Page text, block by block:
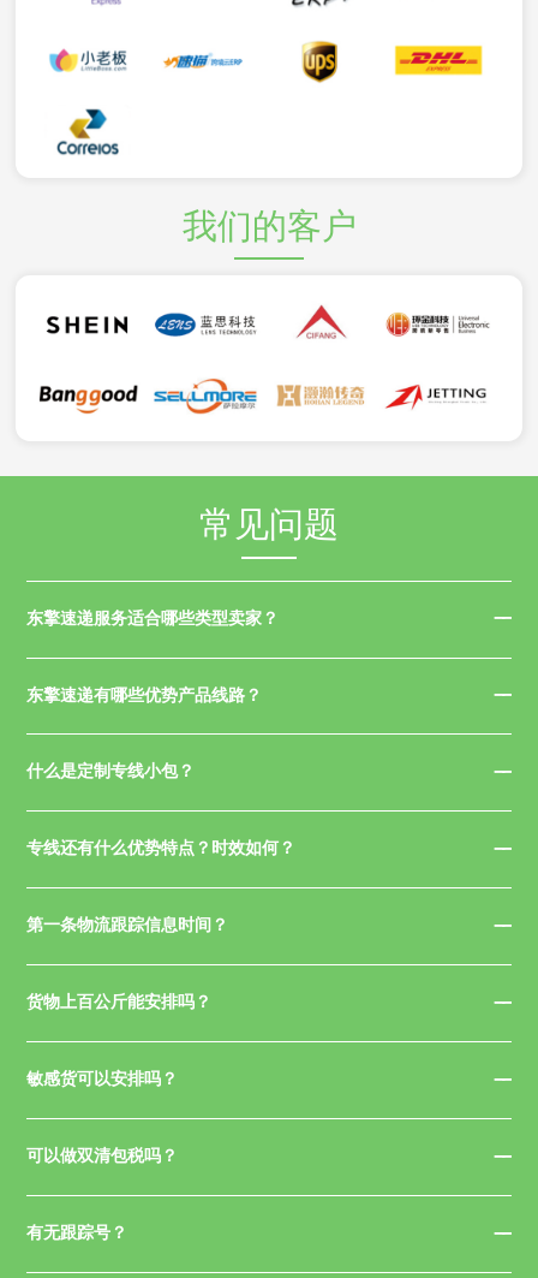
我们的客户
常见问题
东擎速递服务适合哪些类型卖家？
东擎速递有哪些优势产品线路？
什么是定制专线小包？
专线还有什么优势特点？时效如何？
第一条物流跟踪信息时间？
货物上百公斤能安排吗？
敏感货可以安排吗？
可以做双清包税吗？
有无跟踪号？